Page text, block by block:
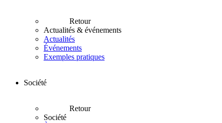
Retour
Actualités & événements
Actualités
Événements
Exemples pratiques
Société
Retour
Société